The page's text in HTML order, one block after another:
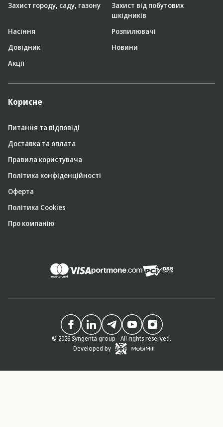
Захист городу, саду, газону
Захист від побутових
шкідників
Насіння
Розпилювачі
Довідник
Новини
Акції
Корисне
Питання та відповіді
Доставка та оплата
Правила користувача
Політика конфіденційності
Оферта
Політика Cookies
Про компанію
© 2026 Syngenta group - All rights reserved.
Developed by